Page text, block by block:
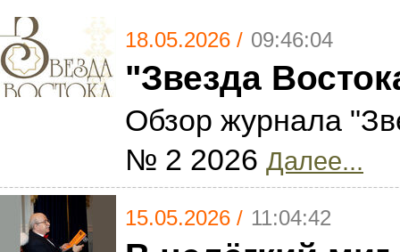
18.05.2026 / 09:46:04
"Звезда
Обзор журнала
№ 2 2026 Далее...
15.05.2026 / 11:04:42